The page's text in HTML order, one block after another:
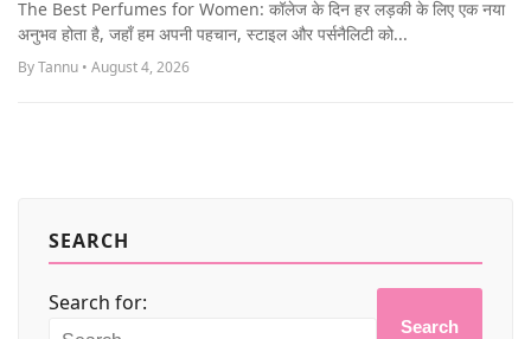
MORE
The Best Perfumes for Women: कॉलेज के दिन हर लड़की के लिए एक नया
अनुभव होता है, जहाँ हम अपनी पहचान, स्टाइल और पर्सनैलिटी को...
By Tannu • August 4, 2026
SEARCH
Search for:
Search